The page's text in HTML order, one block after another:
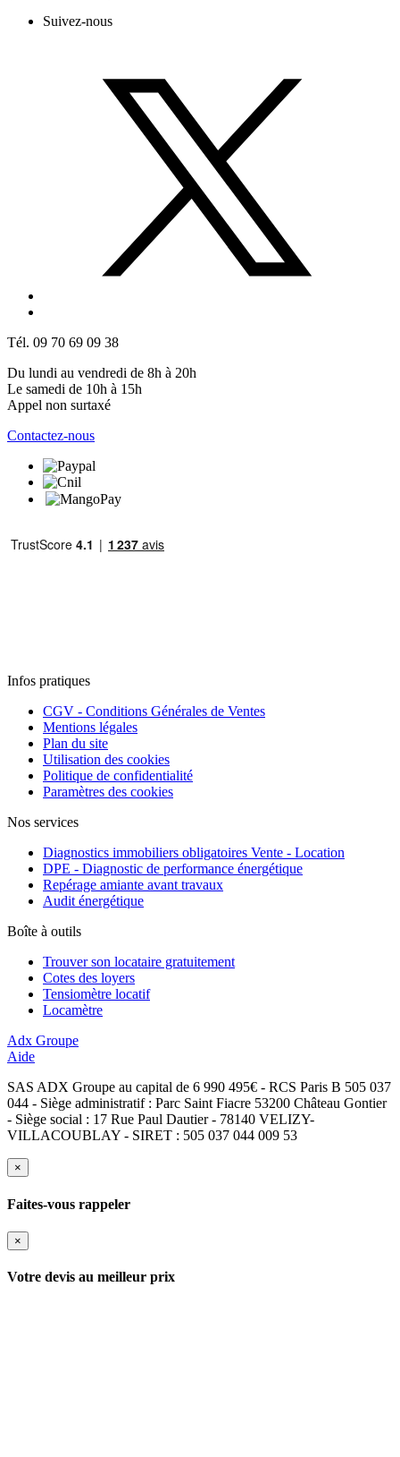
Suivez-nous
Tél. 09 70 69 09 38
Du lundi au vendredi de 8h à 20h
Le samedi de 10h à 15h
Appel non surtaxé
Contactez-nous
Infos pratiques
CGV - Conditions Générales de Ventes
Mentions légales
Plan du site
Utilisation des cookies
Politique de confidentialité
Paramètres des cookies
Nos services
Diagnostics immobiliers obligatoires Vente - Location
DPE - Diagnostic de performance énergétique
Repérage amiante avant travaux
Audit énergétique
Boîte à outils
Trouver son locataire gratuitement
Cotes des loyers
Tensiomètre locatif
Locamètre
Adx Groupe
Aide
SAS ADX Groupe au capital de 6 990 495€ - RCS Paris B 505 037
044 - Siège administratif : Parc Saint Fiacre 53200 Château Gontier
- Siège social : 17 Rue Paul Dautier - 78140 VELIZY-
VILLACOUBLAY - SIRET : 505 037 044 009 53
×
Faites-vous rappeler
×
Votre devis au meilleur prix